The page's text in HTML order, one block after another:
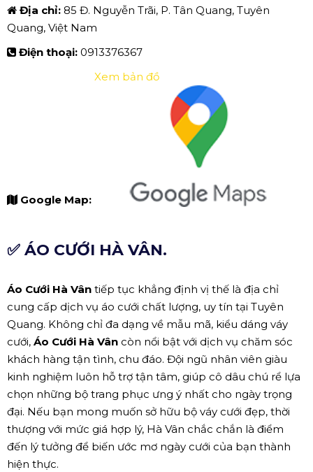
Địa chỉ: 85 Đ. Nguyễn Trãi, P. Tân Quang, Tuyên
Quang, Việt Nam
Điện thoại: 0913376367
Google Map:
Xem bản đồ
✅ ÁO CƯỚI HÀ VÂN.
Áo Cưới Hà Vân tiếp tục khẳng định vị thế là địa chỉ
cung cấp dịch vụ áo cưới chất lượng, uy tín tại Tuyên
Quang. Không chỉ đa dạng về mẫu mã, kiểu dáng váy
cưới, Áo Cưới Hà Vân còn nổi bật với dịch vụ chăm sóc
khách hàng tận tình, chu đáo. Đội ngũ nhân viên giàu
kinh nghiệm luôn hỗ trợ tận tâm, giúp cô dâu chú rể lựa
chọn những bộ trang phục ưng ý nhất cho ngày trọng
đại. Nếu bạn mong muốn sở hữu bộ váy cưới đẹp, thời
thượng với mức giá hợp lý, Hà Vân chắc chắn là điểm
đến lý tưởng để biến ước mơ ngày cưới của bạn thành
hiện thực.